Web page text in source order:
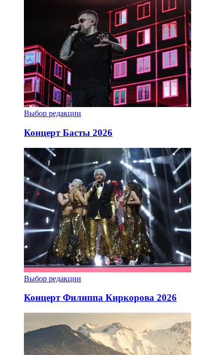
Выбор редакции
Концерт Басты 2026
Выбор редакции
Концерт Филиппа Киркорова 2026